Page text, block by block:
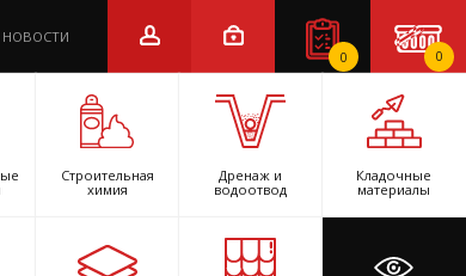
НОВОСТИ
0 0
Строительная
химия
Дренаж и
водоотвод
Кладочные
материалы